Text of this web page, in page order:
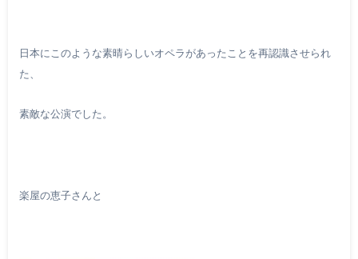
日本にこのような素晴らしいオペラがあったことを再認識させられ
た、
素敵な公演でした。
楽屋の恵子さんと